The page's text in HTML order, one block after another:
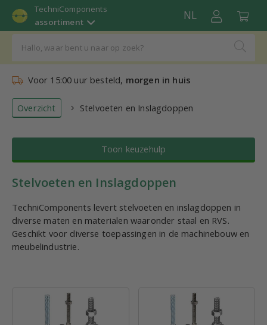
TechniComponents
assortiment
NL
Voor 15:00 uur besteld, morgen in huis
Overzicht Stelvoeten en Inslagdoppen
Toon keuzehulp
Stelvoeten en Inslagdoppen
TechniComponents levert stelvoeten en inslagdoppen in
diverse maten en materialen waaronder staal en RVS.
Geschikt voor diverse toepassingen in de machinebouw en
meubelindustrie.